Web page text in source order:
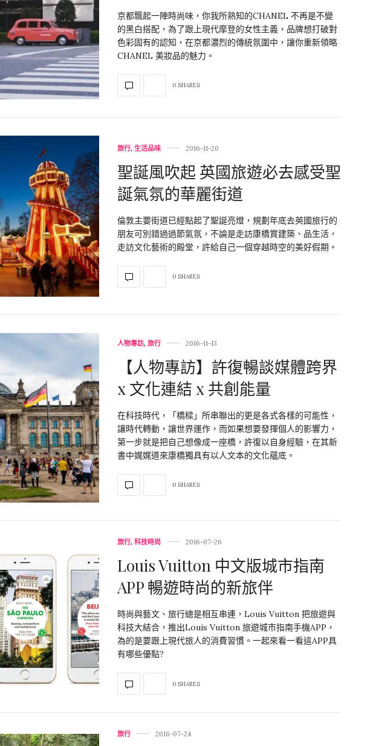
京都飄起一陣時尚味，你我所熟知的CHANEL 不再是不變
的黑白搭配，為了跟上現代摩登的女性主義，品牌想打破對
色彩固有的認知，在京都濃烈的傳統氛圍中，讓你重新領略
CHANEL 美妝品的魅力。
0 SHARES
旅行, 生活品味 2016-11-20
聖誕風吹起 英國旅遊必去感受聖
誕氣氛的華麗街道
倫敦主要街道已經點起了聖誕亮燈，規劃年底去英國旅行的
朋友可別錯過過節氣氛，不論是走訪康橋賞建築、品生活，
走訪文化藝術的殿堂，許給自己一個穿越時空的美好假期。
0 SHARES
人物專訪, 旅行 2016-11-13
【人物專訪】許復暢談媒體跨界
x 文化連結 x 共創能量
在科技時代，「橋樑」所串聯出的更是各式各樣的可能性，
讓時代轉動，讓世界運作，而如果想要發揮個人的影響力，
第一步就是把自己想像成一座橋，許復以自身經驗，在其新
書中娓娓道來康橋獨具有以人文本的文化蘊底。
0 SHARES
旅行, 科技時尚 2016-07-26
Louis Vuitton 中文版城市指南
APP 暢遊時尚的新旅伴
時尚與藝文、旅行總是相互串連，Louis Vuitton 把旅遊與
科技大結合，推出Louis Vuitton 旅遊城市指南手機APP，
為的是要跟上現代旅人的消費習慣。一起來看一看這APP具
有哪些優點?
0 SHARES
旅行 2016-07-24